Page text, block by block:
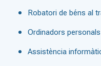
Robatori de béns al
Ordinadors
Assistència